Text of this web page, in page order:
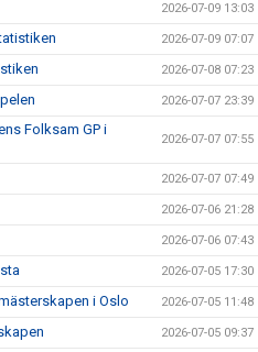
2026-07-09 13:03
2026-07-09 07:07
2026-07-08 07:23
2026-07-07 23:39
Folksam GP i
2026-07-07 07:55
2026-07-07 07:49
2026-07-06 21:28
2026-07-06 07:43
2026-07-05 17:30
i Oslo 2026-07-05 11:48
2026-07-05 09:37